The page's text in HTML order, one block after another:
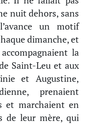
nuit dehors, sans
un motif
dimanche, et
la
Saint-Leu et aux
et Augustine,
prenaient
et marchaient en
de leur mère, qui